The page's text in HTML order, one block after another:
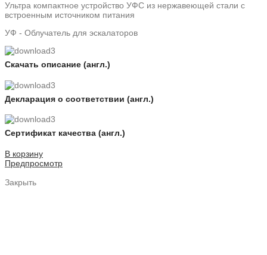
Ультра компактное устройство УФС из нержавеющей стали с
встроенным источником питания
УФ - Облучатель для эскалаторов
Скачать описание (англ.)
Декларация о соответствии (англ.)
Сертификат качества (англ.)
В корзину
Предпросмотр
Закрыть